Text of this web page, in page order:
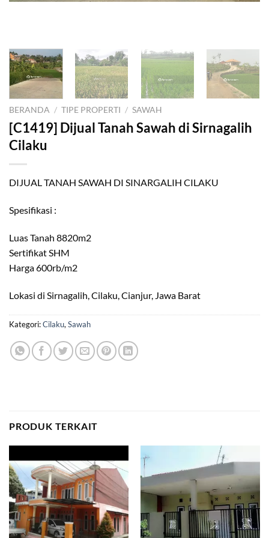
BERANDA / TIPE PROPERTI / SAWAH
[C1419] Dijual Tanah Sawah di Sirnagalih
Cilaku
DIJUAL TANAH SAWAH DI SINARGALIH CILAKU
Spesifikasi :
Luas Tanah 8820m2
Sertifikat SHM
Harga 600rb/m2
Lokasi di Sirnagalih, Cilaku, Cianjur, Jawa Barat
Kategori:Cilaku,Sawah
PRODUK TERKAIT